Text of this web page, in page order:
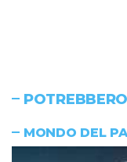
MONDO DEL